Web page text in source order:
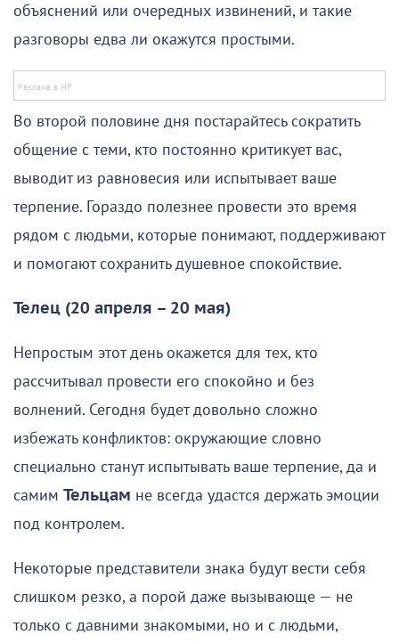
объяснений или очередных извинений, и такие
разговоры едва ли окажутся простыми.
Во второй половине дня постарайтесь сократить
общение с теми, кто постоянно критикует вас,
выводит из равновесия или испытывает ваше
терпение. Гораздо полезнее провести это время
рядом с людьми, которые понимают, поддерживают
и помогают сохранить душевное спокойствие.
Телец (20 апреля – 20 мая)
Непростым этот день окажется для тех, кто
рассчитывал провести его спокойно и без
волнений. Сегодня будет довольно сложно
избежать конфликтов: окружающие словно
специально станут испытывать ваше терпение, да и
самим Тельцам не всегда удастся держать эмоции
под контролем.
Некоторые представители знака будут вести себя
слишком резко, а порой даже вызывающе — не
только с давними знакомыми, но и с людьми,